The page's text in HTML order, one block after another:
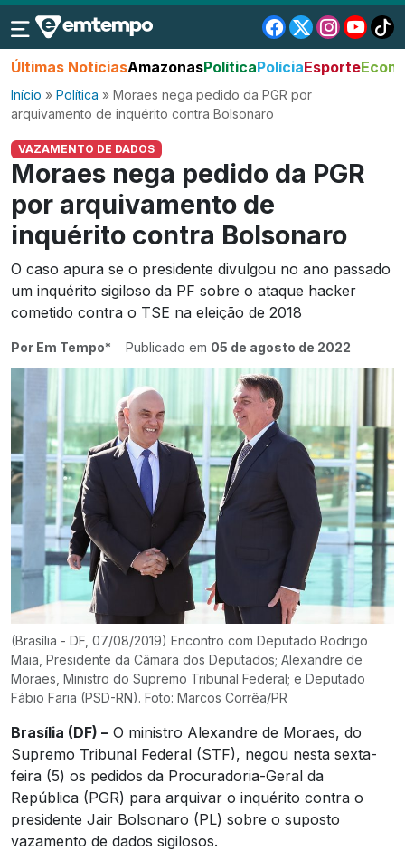
Últimas NotíciasAmazonasPolíticaPolíciaEsporte
Início » Política » Moraes nega pedido da PGR por
arquivamento de inquérito contra Bolsonaro
VAZAMENTO DE DADOS
Moraes nega pedido da PGR
por arquivamento de
inquérito contra Bolsonaro
O caso apura se o presidente divulgou no ano passado
um inquérito sigiloso da PF sobre o ataque hacker
cometido contra o TSE na eleição de 2018
Por Em Tempo* Publicado em 05 de agosto de 2022
(Brasília - DF, 07/08/2019) Encontro com Deputado Rodrigo
Maia, Presidente da Câmara dos Deputados; Alexandre de
Moraes, Ministro do Supremo Tribunal Federal; e Deputado
Fábio Faria (PSD-RN). Foto: Marcos Corrêa/PR
Brasília (DF) – O ministro Alexandre de Moraes, do
Supremo Tribunal Federal (STF), negou nesta sexta-
feira (5) os pedidos da Procuradoria-Geral da
República (PGR) para arquivar o inquérito contra o
presidente Jair Bolsonaro (PL) sobre o suposto
vazamento de dados sigilosos.